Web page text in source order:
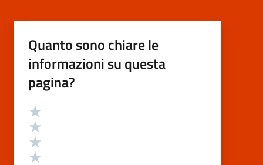
Quanto sono chiare le
informazioni su questa
pagina?
Valutazione